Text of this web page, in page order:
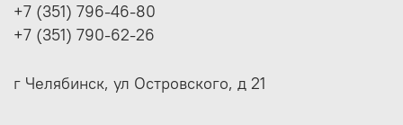
+7 (351) 796-46-80
+7 (351) 790-62-26
г Челябинск, ул Островского, д 21